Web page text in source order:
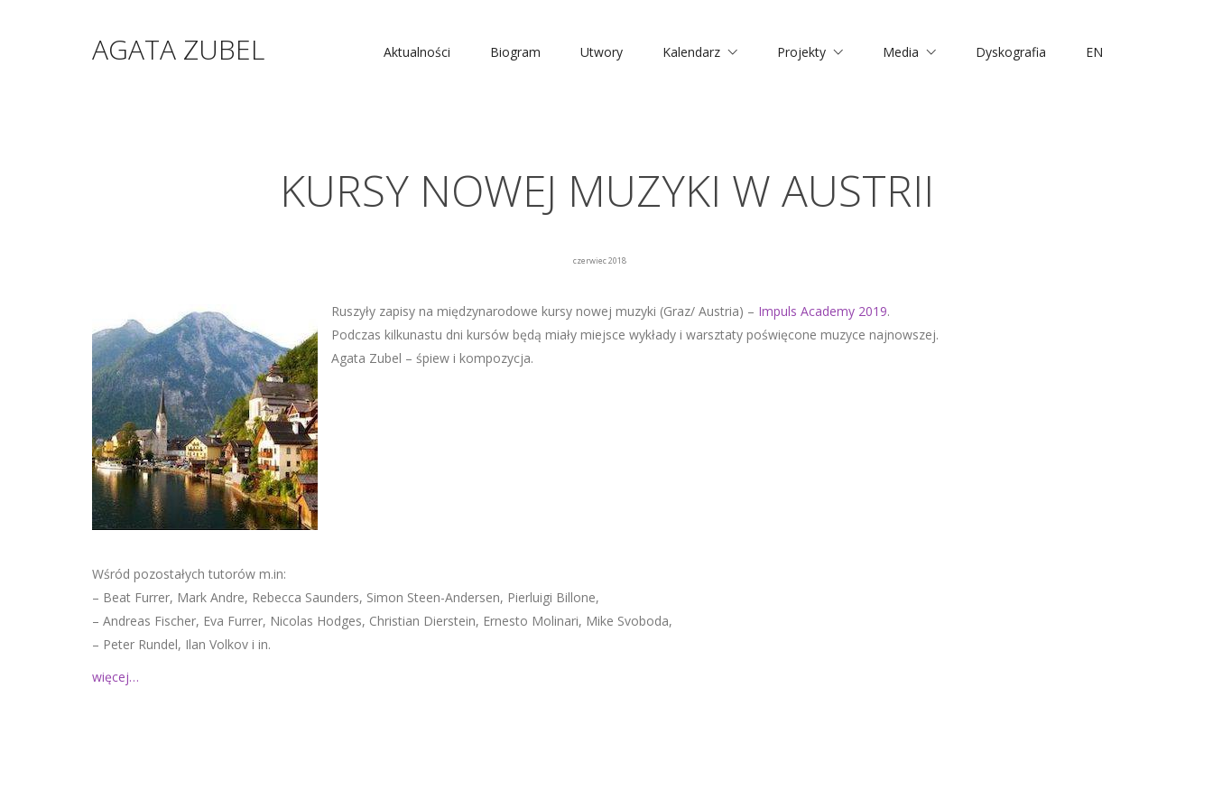
AGATA ZUBEL Aktualności Biogram Utwory Kalendarz Projekty Media Dyskografia EN
KURSY NOWEJ MUZYKI W AUSTRII
czerwiec 2018
Ruszyły zapisy na międzynarodowe kursy nowej muzyki (Graz/ Austria) – Impuls Academy 2019.
Podczas kilkunastu dni kursów będą miały miejsce wykłady i warsztaty poświęcone muzyce najnowszej.
Agata Zubel – śpiew i kompozycja.
Wśród pozostałych tutorów m.in:
– Beat Furrer, Mark Andre, Rebecca Saunders, Simon Steen-Andersen, Pierluigi Billone,
– Andreas Fischer, Eva Furrer, Nicolas Hodges, Christian Dierstein, Ernesto Molinari, Mike Svoboda,
– Peter Rundel, Ilan Volkov i in.
więcej…